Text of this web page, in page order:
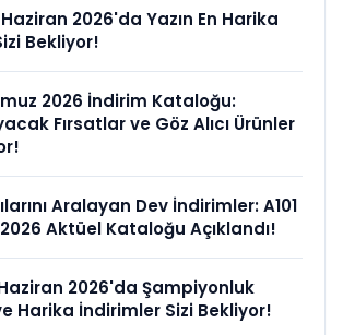
2026'da Yazın En Harika
Bekliyor!
2026 İndirim Kataloğu:
Fırsatlar ve Göz Alıcı Ürünler
Aralayan Dev İndirimler: A101
2026 Aktüel Kataloğu Açıklandı!
Haziran 2026'da Şampiyonluk
Harika İndirimler Sizi Bekliyor!